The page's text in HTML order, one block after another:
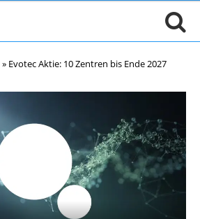
» Evotec Aktie: 10 Zentren bis Ende 2027